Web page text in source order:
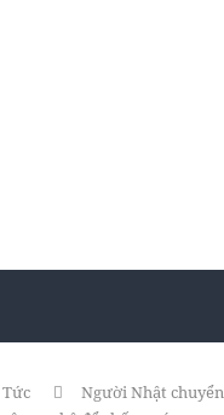
Người Nhật